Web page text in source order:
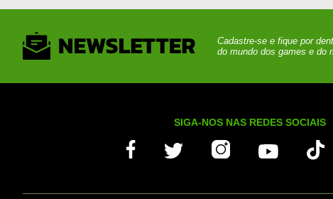
Cadastre-se e fique por
do mundo dos games e do
SIGA-NOS NAS REDES SOCIAIS